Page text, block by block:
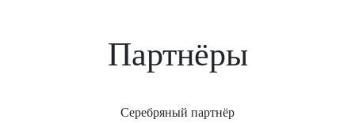
Партнёры
Серебряный партнёр